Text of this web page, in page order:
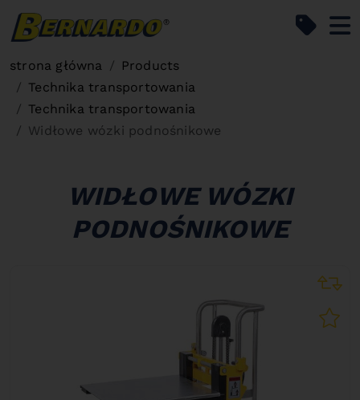
strona główna
Products
Technika transportowania
Technika transportowania
Widłowe wózki podnośnikowe
WIDŁOWE WÓZKI
PODNOŚNIKOWE